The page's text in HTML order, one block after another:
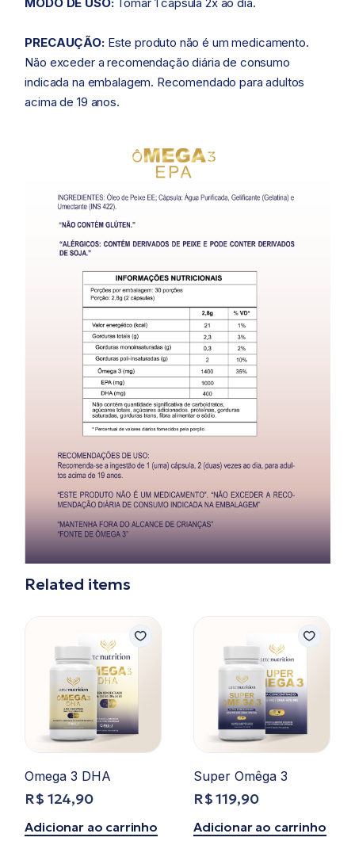
MODO DE USO:Tomar 1 cápsula 2x ao dia.
PRECAUÇÃO:Este produto não é um medicamento.
Não exceder a recomendação diária de consumo
indicada na embalagem. Recomendado para adultos
acima de 19 anos.
Related items
Omega 3 DHA
R$ 124,90
Adicionar ao carrinho
Super Omêga 3
R$119,90
Adicionar ao carrinho